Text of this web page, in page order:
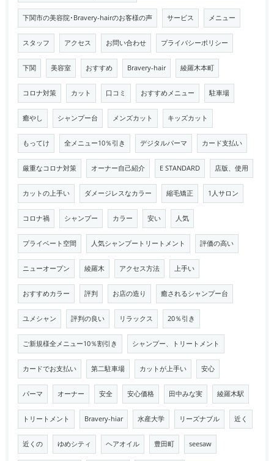
下関市の美容院･Bravery-hairのお客様の声 サービス メニュー
スタッフ アクセス お問い合わせ プライバシーポリシー
下関 美容室 おすすめ Bravery-hair 綾羅木本町
コロナ対策 カット 口コミ おすすめメニュー 駐車場
癒やし シャンプー台 メンズカット キッズカット
もってけ 全メニュー10％引き デジタルパーマ カード支払い
厳重なコロナ対策 オーナー自己紹介 E STANDARD 店版、使用
カットの上手い ダメージレスなカラー 縮毛矯正 1人サロン
コロナ禍 シャンプー カラー 安い 人気
プライベート空間 人気シャンプートリートメント 評価の高い
ニューオープン 綾羅木 アクセス方法 上手い
おすすめカラー 評判 お店の造り 癒されるシャンプー台
ユメシャン 評判の良い リラックス 20％引き
ご新規様全メニュー10％割引き シャンプー、トリートメント
カードでお支払い 第二駐車場 カットが上手い 安心
パーマ オーナー 安全 安心価格 田中みな実 綾羅木駅
トリートメント Bravery-hiar 水産大学 リーズナブル 近く
近くの ゆめシティ ヘアオイル 豊田町 seesaw